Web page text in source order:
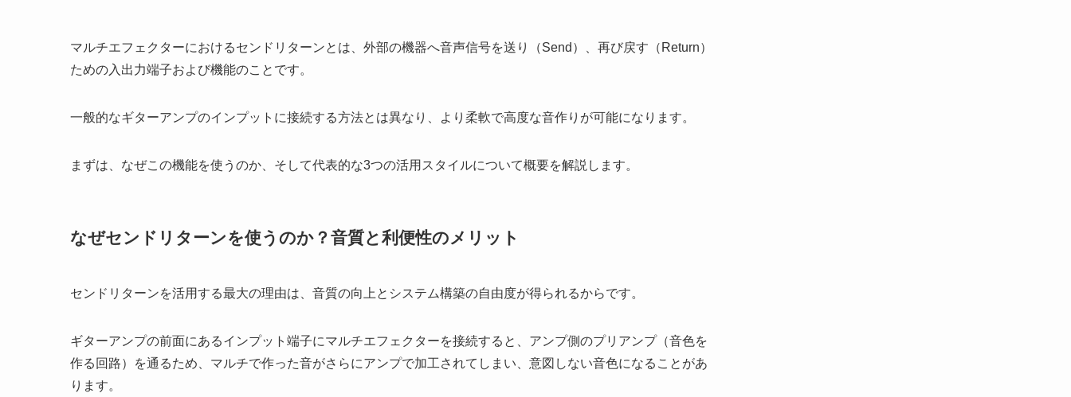
マルチエフェクターにおけるセンドリターンとは、外部の機器へ音声信号を送り（Send）、再び戻す（Return）
ための入出力端子および機能のことです。
一般的なギターアンプのインプットに接続する方法とは異なり、より柔軟で高度な音作りが可能になります。
まずは、なぜこの機能を使うのか、そして代表的な3つの活用スタイルについて概要を解説します。
なぜセンドリターンを使うのか？音質と利便性のメリット
センドリターンを活用する最大の理由は、音質の向上とシステム構築の自由度が得られるからです。
ギターアンプの前面にあるインプット端子にマルチエフェクターを接続すると、アンプ側のプリアンプ（音色を
作る回路）を通るため、マルチで作った音がさらにアンプで加工されてしまい、意図しない音色になることがあ
ります。